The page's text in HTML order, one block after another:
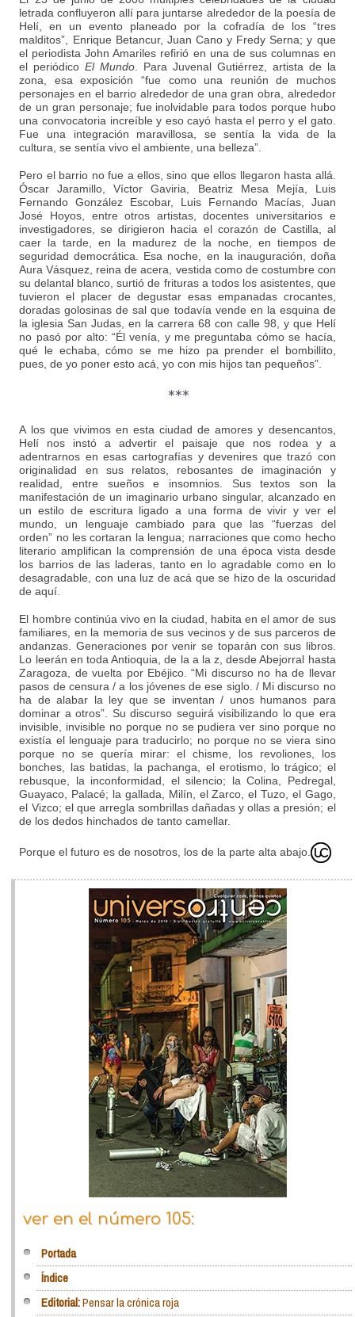
letrada confluyeron allí para juntarse alrededor de la poesía de
Helí, en un evento planeado por la cofradía de los “tres
malditos”, Enrique Betancur, Juan Cano y Fredy Serna; y que
el periodista John Amariles refirió en una de sus columnas en
el periódicoEl Mundo. Para Juvenal Gutiérrez, artista de la
zona, esa exposición “fue como una reunión de muchos
personajes en el barrio alrededor de una gran obra, alrededor
de un gran personaje; fue inolvidable para todos porque hubo
una convocatoria increíble y eso cayó hasta el perro y el gato.
Fue una integración maravillosa, se sentía la vida de la
cultura, se sentía vivo el ambiente, una belleza”.
Pero el barrio no fue a ellos, sino que ellos llegaron hasta allá.
Óscar Jaramillo, Víctor Gaviria, Beatriz Mesa Mejía, Luis
Fernando González Escobar, Luis Fernando Macías, Juan
José Hoyos, entre otros artistas, docentes universitarios e
investigadores, se dirigieron hacia el corazón de Castilla, al
caer la tarde, en la madurez de la noche, en tiempos de
seguridad democrática. Esa noche, en la inauguración, doña
Aura Vásquez, reina de acera, vestida como de costumbre con
su delantal blanco, surtió de frituras a todos los asistentes, que
tuvieron el placer de degustar esas empanadas crocantes,
doradas golosinas de sal que todavía vende en la esquina de
la iglesia San Judas, en la carrera 68 con calle 98, y que Helí
no pasó por alto: “Él venía, y me preguntaba cómo se hacía,
qué le echaba, cómo se me hizo pa prender el bombillito,
pues, de yo poner esto acá, yo con mis hijos tan pequeños”.
***
A los que vivimos en esta ciudad de amores y desencantos,
Helí nos instó a advertir el paisaje que nos rodea y a
adentrarnos en esas cartografías y devenires que trazó con
originalidad en sus relatos, rebosantes de imaginación y
realidad, entre sueños e insomnios. Sus textos son la
manifestación de un imaginario urbano singular, alcanzado en
un estilo de escritura ligado a una forma de vivir y ver el
mundo, un lenguaje cambiado para que las “fuerzas del
orden” no les cortaran la lengua; narraciones que como hecho
literario amplifican la comprensión de una época vista desde
los barrios de las laderas, tanto en lo agradable como en lo
desagradable, con una luz de acá que se hizo de la oscuridad
de aquí.
El hombre continúa vivo en la ciudad, habita en el amor de sus
familiares, en la memoria de sus vecinos y de sus parceros de
andanzas. Generaciones por venir se toparán con sus libros.
Lo leerán en toda Antioquia, de la a la z, desde Abejorral hasta
Zaragoza, de vuelta por Ebéjico. “Mi discurso no ha de llevar
pasos de censura / a los jóvenes de ese siglo. / Mi discurso no
ha de alabar la ley que se inventan / unos humanos para
dominar a otros”. Su discurso seguirá visibilizando lo que era
invisible, invisible no porque no se pudiera ver sino porque no
existía el lenguaje para traducirlo; no porque no se viera sino
porque no se quería mirar: el chisme, los revoliones, los
bonches, las batidas, la pachanga, el erotismo, lo trágico; el
rebusque, la inconformidad, el silencio; la Colina, Pedregal,
Guayaco, Palacé; la gallada, Milín, el Zarco, el Tuzo, el Gago,
el Vizco; el que arregla sombrillas dañadas y ollas a presión; el
de los dedos hinchados de tanto camellar.
Porque el futuro es de nosotros, los de la parte alta abajo.
ver en el número 105:
Portada
Índice
Editorial:Pensar la crónica roja